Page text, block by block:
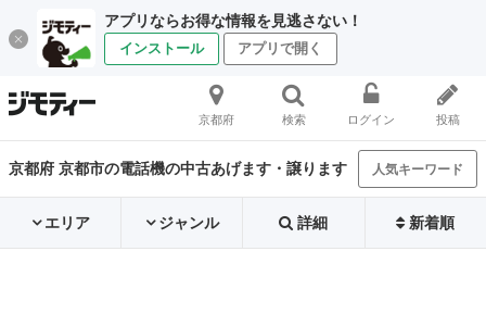
アプリならお得な情報を見逃さない！
インストール アプリで開く
京都府 検索 ログイン 投稿
京都府 京都市の電話機の中古あげます・譲ります 人気キーワード
エリア ジャンル 詳細 新着順